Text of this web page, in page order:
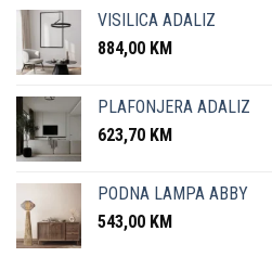
VISILICA ADALIZ
884,00 KM
PLAFONJERA ADALIZ
623,70 KM
PODNA LAMPA ABBY
543,00 KM